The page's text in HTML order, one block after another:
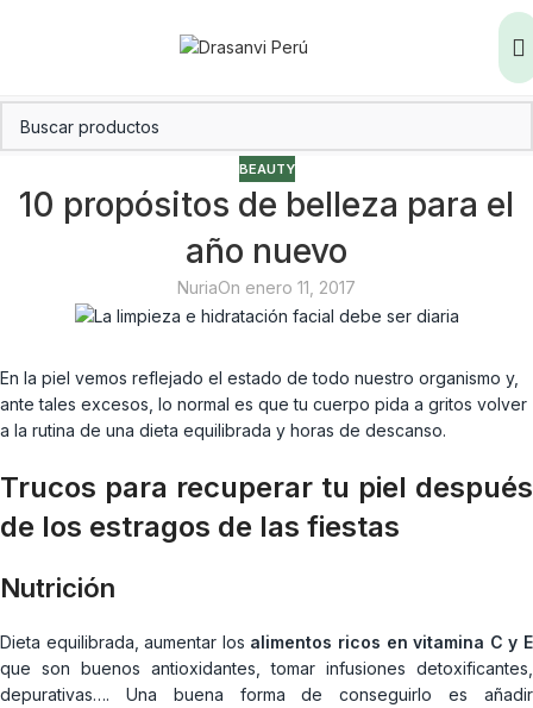
BEAUTY
10 propósitos de belleza para el
año nuevo
NuriaOn enero 11, 2017
En la piel vemos reflejado el estado de todo nuestro organismo y,
ante tales excesos, lo normal es que tu cuerpo pida a gritos volver
a la rutina de una dieta equilibrada y horas de descanso.
Trucos para recuperar tu piel después
de los estragos de las fiestas
Nutrición
Dieta equilibrada, aumentar los alimentos ricos en vitamina C y E
que son buenos antioxidantes, tomar infusiones detoxificantes,
depurativas…. Una buena forma de conseguirlo es añadir